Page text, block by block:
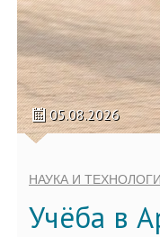
05.08.2026
НАУКА И
Учёба в